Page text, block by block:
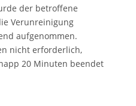
der betroffene
Verunreinigung
aufgenommen.
nicht erforderlich,
20 Minuten beendet